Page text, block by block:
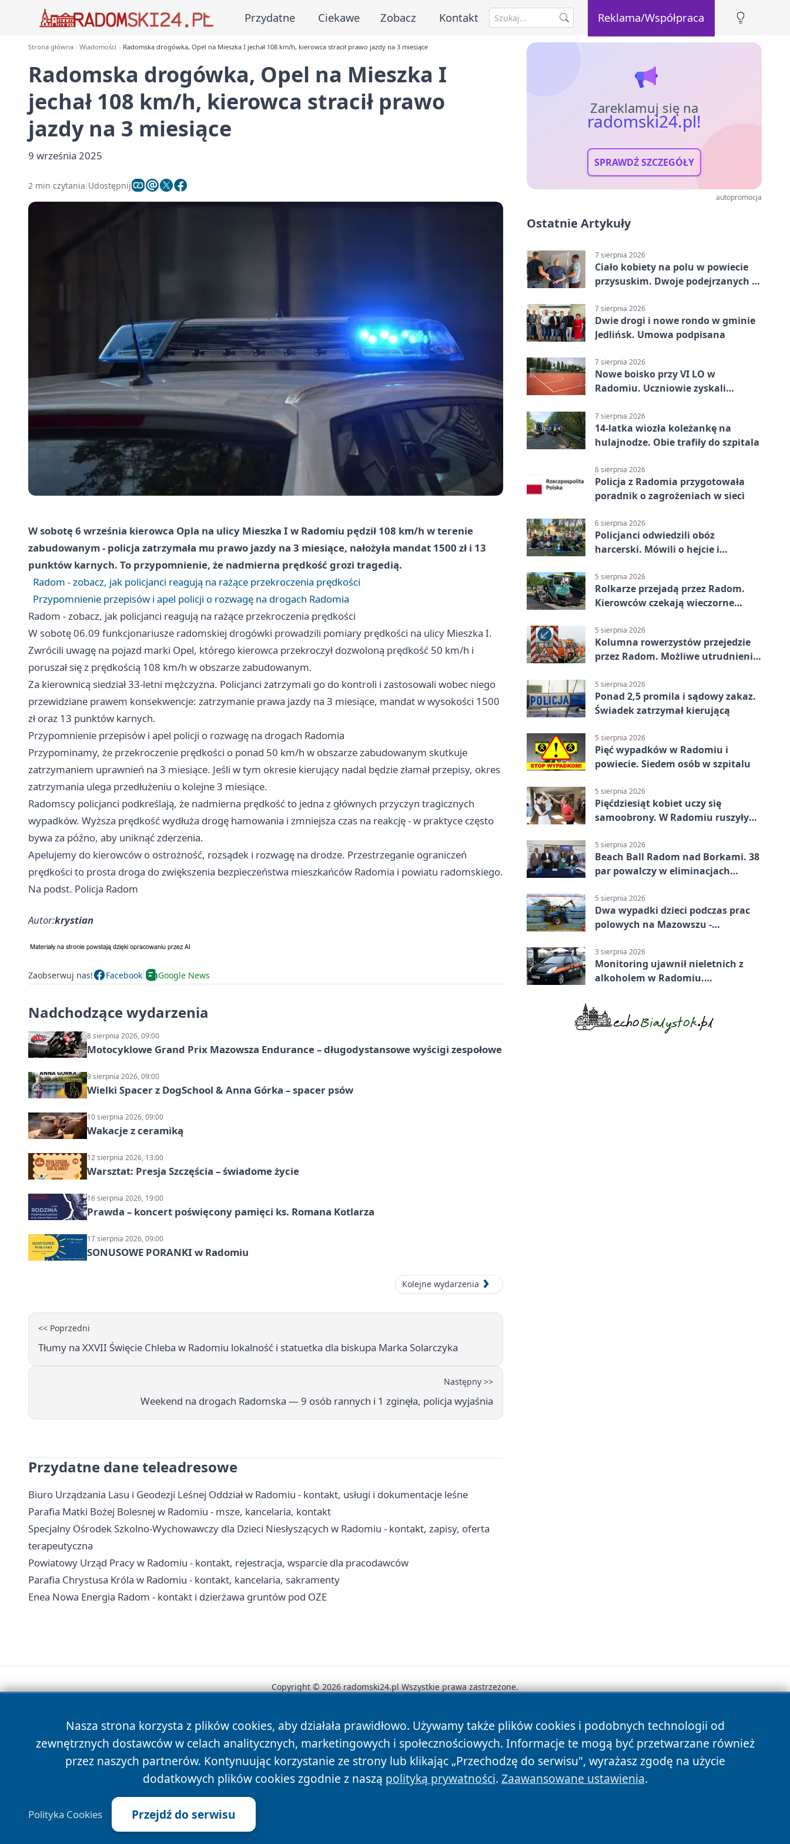
Przydatne Ciekawe Zobacz Kontakt Reklama/Współpraca
Strona główna Wiadomości Radomska drogówka, Opel na Mieszka I jechał 108 km/h, kierowca stracił prawo jazdy na 3 miesiące
Radomska drogówka, Opel na Mieszka I
jechał 108 km/h, kierowca stracił prawo
jazdy na 3 miesiące
9 września 2025
2 min czytania Udostępnij
W sobotę 6 września kierowca Opla na ulicy Mieszka I w Radomiu pędził 108 km/h w terenie
zabudowanym - policja zatrzymała mu prawo jazdy na 3 miesiące, nałożyła mandat 1500 zł i 13
punktów karnych. To przypomnienie, że nadmierna prędkość grozi tragedią.
Radom - zobacz, jak policjanci reagują na rażące przekroczenia prędkości
Przypomnienie przepisów i apel policji o rozwagę na drogach Radomia
Radom - zobacz, jak policjanci reagują na rażące przekroczenia prędkości
W sobotę 06.09 funkcjonariusze radomskiej drogówki prowadzili pomiary prędkości na ulicy Mieszka I.
Zwrócili uwagę na pojazd marki Opel, którego kierowca przekroczył dozwoloną prędkość 50 km/h i
poruszał się z prędkością 108 km/h w obszarze zabudowanym.
Za kierownicą siedział 33-letni mężczyzna. Policjanci zatrzymali go do kontroli i zastosowali wobec niego
przewidziane prawem konsekwencje: zatrzymanie prawa jazdy na 3 miesiące, mandat w wysokości 1500
zł oraz 13 punktów karnych.
Przypomnienie przepisów i apel policji o rozwagę na drogach Radomia
Przypominamy, że przekroczenie prędkości o ponad 50 km/h w obszarze zabudowanym skutkuje
zatrzymaniem uprawnień na 3 miesiące. Jeśli w tym okresie kierujący nadal będzie złamał przepisy, okres
zatrzymania ulega przedłużeniu o kolejne 3 miesiące.
Radomscy policjanci podkreślają, że nadmierna prędkość to jedna z głównych przyczyn tragicznych
wypadków. Wyższa prędkość wydłuża drogę hamowania i zmniejsza czas na reakcję - w praktyce często
bywa za późno, aby uniknąć zderzenia.
Apelujemy do kierowców o ostrożność, rozsądek i rozwagę na drodze. Przestrzeganie ograniczeń
prędkości to prosta droga do zwiększenia bezpieczeństwa mieszkańców Radomia i powiatu radomskiego.
Na podst. Policja Radom
Autor:krystian
Zaobserwuj nas! Facebook Google News
Nadchodzące wydarzenia
8 sierpnia 2026, 09:00
Motocyklowe Grand Prix Mazowsza Endurance – długodystansowe wyścigi zespołowe
9 sierpnia 2026, 09:00
Wielki Spacer z DogSchool & Anna Górka – spacer psów
10 sierpnia 2026, 09:00
Wakacje z ceramiką
12 sierpnia 2026, 13:00
Warsztat: Presja Szczęścia – świadome życie
16 sierpnia 2026, 19:00
Prawda – koncert poświęcony pamięci ks. Romana Kotlarza
17 sierpnia 2026, 09:00
SONUSOWE PORANKI w Radomiu
Kolejne wydarzenia
<< Poprzedni
Tłumy na XXVII Święcie Chleba w Radomiu lokalność i statuetka dla biskupa Marka Solarczyka
Następny >>
Weekend na drogach Radomska — 9 osób rannych i 1 zginęła, policja wyjaśnia
Przydatne dane teleadresowe
Biuro Urządzania Lasu i Geodezji Leśnej Oddział w Radomiu - kontakt, usługi i dokumentacje leśne
Parafia Matki Bożej Bolesnej w Radomiu - msze, kancelaria, kontakt
Specjalny Ośrodek Szkolno-Wychowawczy dla Dzieci Niesłyszących w Radomiu - kontakt, zapisy, oferta
terapeutyczna
Powiatowy Urząd Pracy w Radomiu - kontakt, rejestracja, wsparcie dla pracodawców
Parafia Chrystusa Króla w Radomiu - kontakt, kancelaria, sakramenty
Enea Nowa Energia Radom - kontakt i dzierżawa gruntów pod OZE
Zareklamuj się na
radomski24.pl!
SPRAWDŹ SZCZEGÓŁY
autopromocja
Ostatnie Artykuły
7 sierpnia 2026
Ciało kobiety na polu w powiecie
przysuskim. Dwoje podejrzanych w
7 sierpnia 2026
Dwie drogi i nowe rondo w gminie
Jedlińsk. Umowa podpisana
7 sierpnia 2026
Nowe boisko przy VI LO w
Radomiu. Uczniowie zyskali
7 sierpnia 2026
14-latka wiozła koleżankę na
hulajnodze. Obie trafiły do szpitala
6 sierpnia 2026
Policja z Radomia przygotowała
poradnik o zagrożeniach w sieci
6 sierpnia 2026
Policjanci odwiedzili obóz
harcerski. Mówili o hejcie i
5 sierpnia 2026
Rolkarze przejadą przez Radom.
Kierowców czekają wieczorne
5 sierpnia 2026
Kolumna rowerzystów przejedzie
przez Radom. Możliwe utrudnienia
5 sierpnia 2026
Ponad 2,5 promila i sądowy zakaz.
Świadek zatrzymał kierującą
5 sierpnia 2026
Pięć wypadków w Radomiu i
powiecie. Siedem osób w szpitalu
5 sierpnia 2026
Pięćdziesiąt kobiet uczy się
samoobrony. W Radomiu ruszyły
5 sierpnia 2026
Beach Ball Radom nad Borkami. 38
par powalczy w eliminacjach
5 sierpnia 2026
Dwa wypadki dzieci podczas prac
polowych na Mazowszu -
3 sierpnia 2026
Monitoring ujawnił nieletnich z
alkoholem w Radomiu.
Nasza strona korzysta z plików cookies, aby działała prawidłowo. Używamy także plików cookies i podobnych technologii od
zewnętrznych dostawców w celach analitycznych, marketingowych i społecznościowych. Informacje te mogą być przetwarzane również
przez naszych partnerów. Kontynuując korzystanie ze strony lub klikając „Przechodzę do serwisu", wyrażasz zgodę na użycie
dodatkowych plików cookies zgodnie z naszą polityką prywatności. Zaawansowane ustawienia.
Polityka Cookies Przejdź do serwisu
Copyright © 2026 radomski24.pl Wszystkie prawa zastrzeżone.
News Autorzy Polityka Prywatności Polityka Cookies